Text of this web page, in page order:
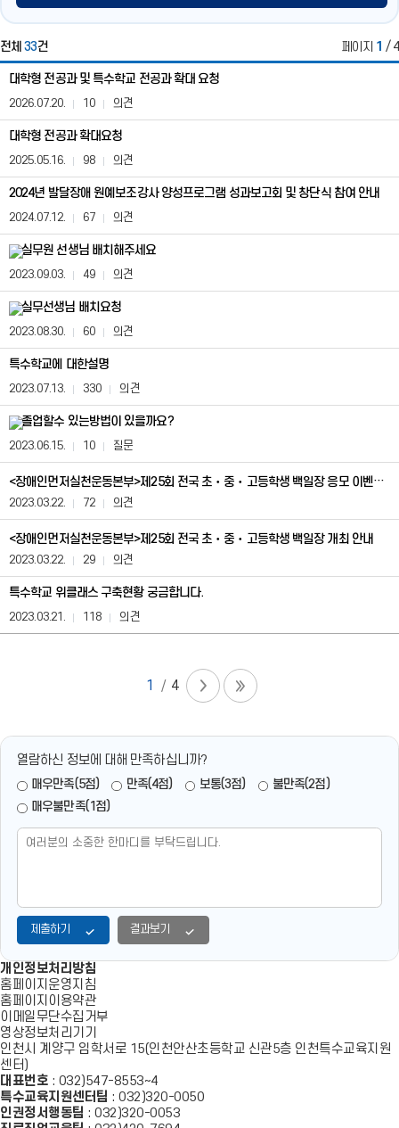
기
전체33건 페이지 1 / 4
자
유
게
시
판
시
은
번
호,
제
목,
등
록
일,
조
수,
류
정
보
를
합
니
다.
대학형 전공과 및 특수학교 전공과 확대 요청
2026.07.20. 10 의견
대학형 전공과 확대요청
2025.05.16. 98 의견
2024년 발달장애 원예보조강사 양성프로그램 성과보고회 및 창단식 참여 안내
2024.07.12. 67 의견
실무원 선생님 배치해주세요
2023.09.03. 49 의견
실무선생님 배치요청
2023.08.30. 60 의견
특수학교에 대한설명
2023.07.13. 330 의견
졸업할수 있는방법이 있을까요?
2023.06.15. 10 질문
<장애인먼저실천운동본부>제25회 전국 초‧중‧고등학생 백일장 응모 이벤트 안내
2023.03.22. 72 의견
<장애인먼저실천운동본부>제25회 전국 초‧중‧고등학생 백일장 개최 안내
2023.03.22. 29 의견
특수학교 위클래스 구축현황 궁금합니다.
2023.03.21. 118 의견
1 4
열람하신 정보에 대해 만족하십니까?
매우만족(5점) 만족(4점) 보통(3점)
불만족(2점)
매우불만족(1점)
제출하기 결과보기
개인정보처리방침
홈페이지운영지침
홈페이지이용약관
이메일무단수집거부
영상정보처리기기
인천시 계양구 임학서로 15(인천안산초등학교 신관5층 인천특수교육지원
센터)
대표번호 : 032)547-8553~4
특수교육지원센터팀 : 032)320-0050
인권정서행동팀 : 032)320-0053